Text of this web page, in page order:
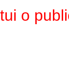
o